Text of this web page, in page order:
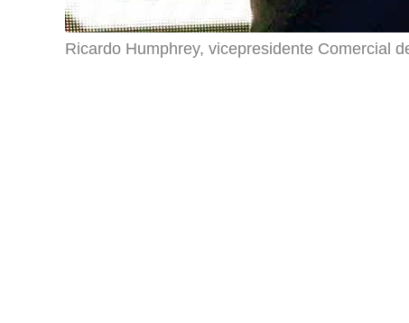
Ricardo Humphrey, vicepresidente Comercial